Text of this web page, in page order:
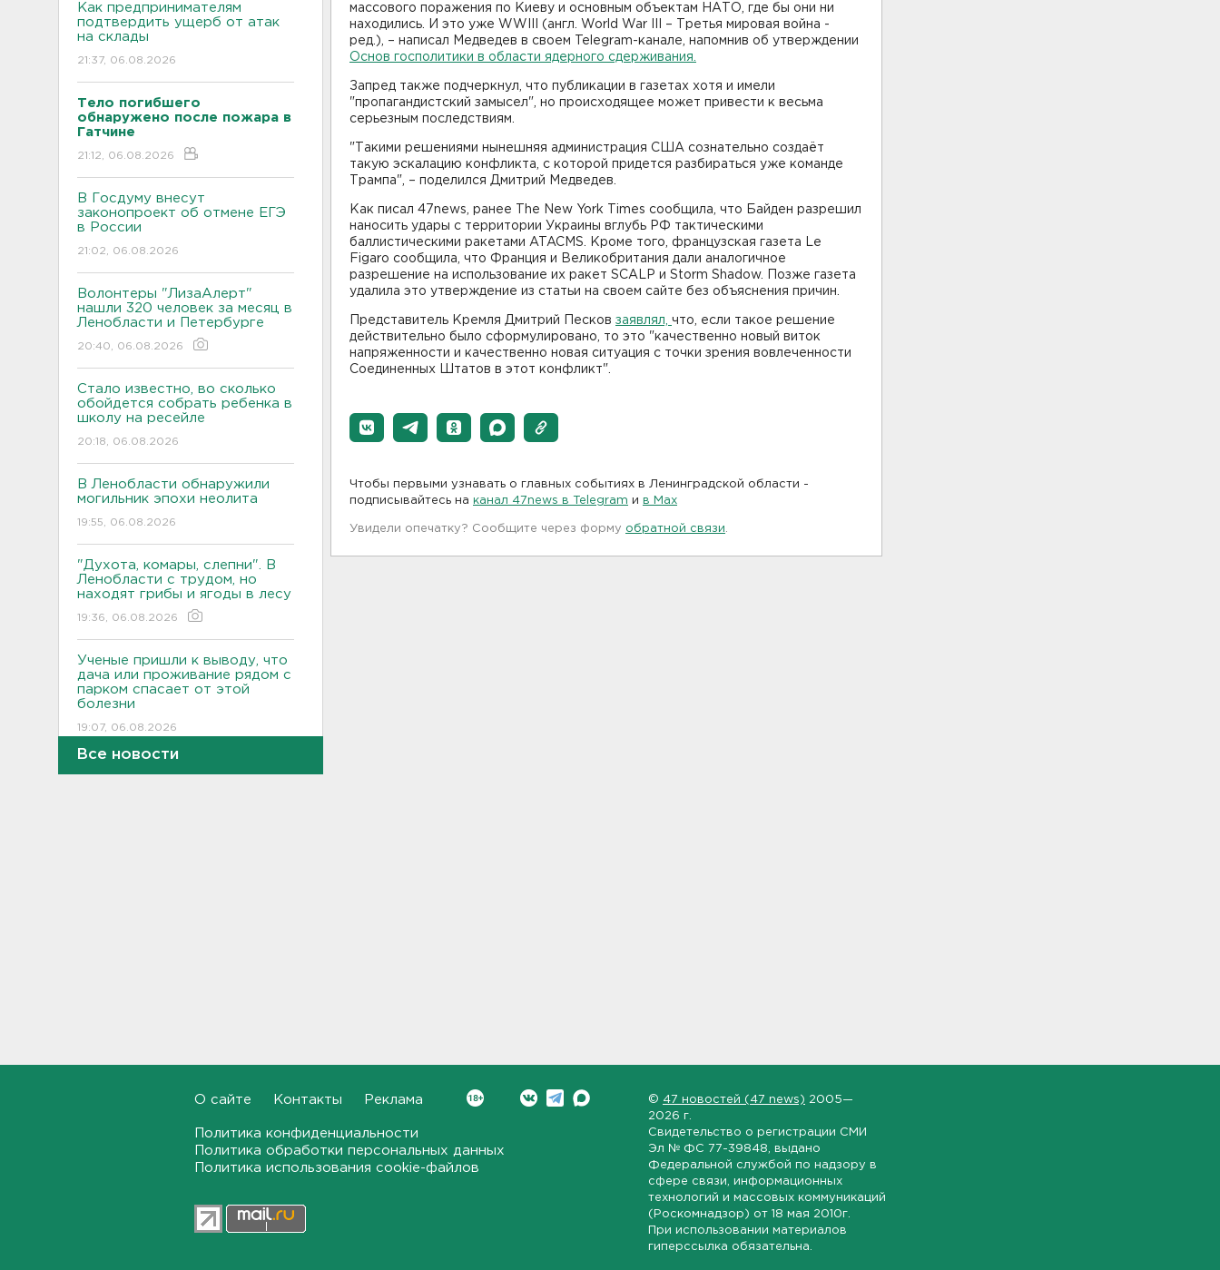
Как предпринимателям
подтвердить ущерб от атак
на склады
21:37, 06.08.2026
Тело погибшего
обнаружено после пожара в
Гатчине
21:12, 06.08.2026
В Госдуму внесут
законопроект об отмене ЕГЭ
в России
21:02, 06.08.2026
Волонтеры "ЛизаАлерт"
нашли 320 человек за месяц в
Ленобласти и Петербурге
20:40, 06.08.2026
Стало известно, во сколько
обойдется собрать ребенка в
школу на ресейле
20:18, 06.08.2026
В Ленобласти обнаружили
могильник эпохи неолита
19:55, 06.08.2026
"Духота, комары, слепни". В
Ленобласти с трудом, но
находят грибы и ягоды в лесу
19:36, 06.08.2026
Ученые пришли к выводу, что
дача или проживание рядом с
парком спасает от этой
болезни
19:07, 06.08.2026
На "Сортавалу" съехались
Все новости
массового поражения по Киеву и основным объектам НАТО, где бы они ни
находились. И это уже WWIII (англ. World War III – Третья мировая война -
ред.), – написал Медведев в своем Telegram-канале, напомнив об утверждении
Основ госполитики в области ядерного сдерживания.
Запред также подчеркнул, что публикации в газетах хотя и имели
"пропагандистский замысел", но происходящее может привести к весьма
серьезным последствиям.
"Такими решениями нынешняя администрация США сознательно создаёт
такую эскалацию конфликта, с которой придется разбираться уже команде
Трампа", – поделился Дмитрий Медведев.
Как писал 47news, ранее The New York Times сообщила, что Байден разрешил
наносить удары с территории Украины вглубь РФ тактическими
баллистическими ракетами ATACMS. Кроме того, французская газета Le
Figaro сообщила, что Франция и Великобритания дали аналогичное
разрешение на использование их ракет SCALP и Storm Shadow. Позже газета
удалила это утверждение из статьи на своем сайте без объяснения причин.
Представитель Кремля Дмитрий Песков заявлял, что, если такое решение
действительно было сформулировано, то это "качественно новый виток
напряженности и качественно новая ситуация с точки зрения вовлеченности
Соединенных Штатов в этот конфликт".
Чтобы первыми узнавать о главных событиях в Ленинградской области -
подписывайтесь на канал 47news в Telegram и в Maх
Увидели опечатку? Сообщите через форму обратной связи
О сайте Контакты Реклама
Политика конфиденциальности
Политика обработки персональных данных
Политика использования cookie-файлов
© 47 новостей (47 news) 2005—
2026 г.
Свидетельство о регистрации СМИ
Эл № ФС 77-39848 , выдано
Федеральной службой по надзору в
сфере связи, информационных
технологий и массовых коммуникаций
(Роскомнадзор) от 18 мая 2010г.
При использовании материалов
гиперссылка обязательна.